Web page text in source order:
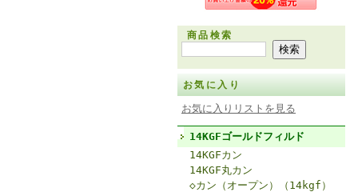
商品検索
お気に入り
お気に入りリストを見る
14KGFゴールドフィルド
14KGFカン
14KGF丸カン
◇カン（オープン）（14kgf）